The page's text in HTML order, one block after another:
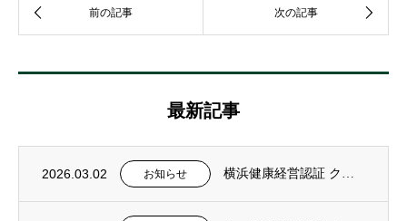
最新記事
2026.03.02 お知らせ 横浜健康経営認証 クラスAAAを取得いたしました